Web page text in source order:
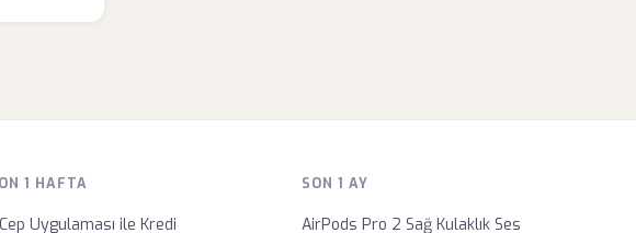
1 HAFTA
Uygulaması ile Kredi
SON 1 AY
AirPods Pro 2 Sağ Kulaklık Ses